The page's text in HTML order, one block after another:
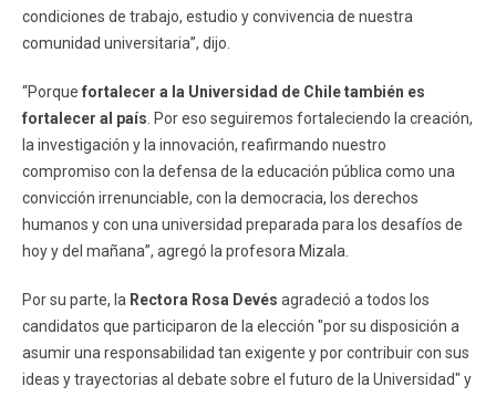
condiciones de trabajo, estudio y convivencia de nuestra
comunidad universitaria”, dijo.
“Porque fortalecer a la Universidad de Chile también es
fortalecer al país . Por eso seguiremos fortaleciendo la creación,
la investigación y la innovación, reafirmando nuestro
compromiso con la defensa de la educación pública como una
convicción irrenunciable, con la democracia, los derechos
humanos y con una universidad preparada para los desafíos de
hoy y del mañana”, agregó la profesora Mizala.
Por su parte, la Rectora Rosa Devés agradeció a todos los
candidatos que participaron de la elección "por su disposición a
asumir una responsabilidad tan exigente y por contribuir con sus
ideas y trayectorias al debate sobre el futuro de la Universidad" y